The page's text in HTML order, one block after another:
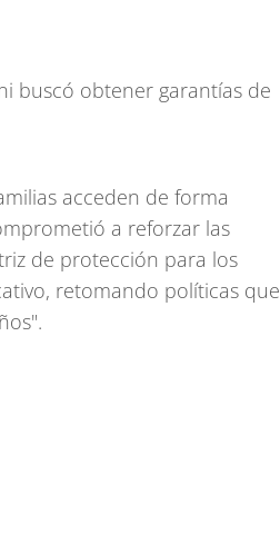
buscó obtener garantías de
acceden de forma
a reforzar las
de protección para los
retomando políticas que